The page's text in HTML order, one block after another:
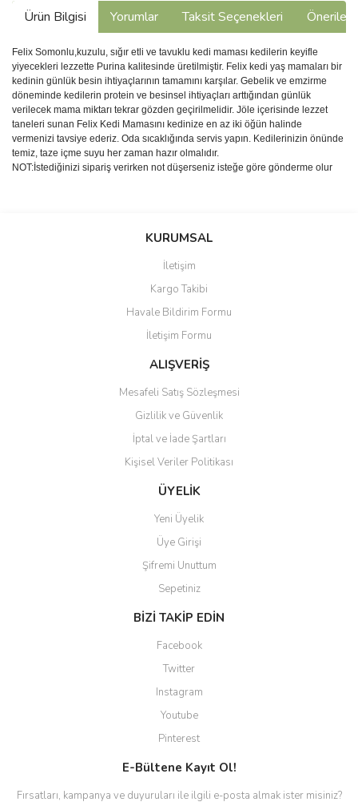
Ürün Bilgisi Yorumlar Taksit Seçenekleri
Felix Somonlu,kuzulu, sığır etli ve tavuklu kedi maması kedilerin keyifle
yiyecekleri lezzette Purina kalitesinde üretilmiştir. Felix kedi yaş mamaları bir
kedinin günlük besin ihtiyaçlarının tamamını karşılar. Gebelik ve emzirme
döneminde kedilerin protein ve besinsel ihtiyaçları arttığından günlük
verilecek mama miktarı tekrar gözden geçirilmelidir. Jöle içerisinde lezzet
taneleri sunan Felix Kedi Mamasını kedinize en az iki öğün halinde
vermenizi tavsiye ederiz. Oda sıcaklığında servis yapın. Kedilerinizin önünde
temiz, taze içme suyu her zaman hazır olmalıdır.
NOT:İstediğinizi sipariş verirken not düşerseniz isteğe göre gönderme olur
Bu ürüne ilk yorumu siz yapın!
Ürün resmi kalitesiz, bozuk veya görüntülenemiyor.
Ürün açıklamasında eksik bilgiler bulunuyor.
Ürün bilgilerinde hatalar bulunuyor.
Ürün fiyatı diğer sitelerden daha pahalı.
Gönder
KURUMSAL
İletişim
Kargo Takibi
Havale Bildirim Formu
İletişim Formu
ALIŞVERİŞ
Mesafeli Satış Sözleşmesi
Gizlilik ve Güvenlik
İptal ve İade Şartları
Kişisel Veriler Politikası
ÜYELİK
Yeni Üyelik
Üye Girişi
Şifremi Unuttum
Sepetiniz
BİZİ TAKİP EDİN
Facebook
Twitter
Instagram
Youtube
Pinterest
E-Bültene Kayıt Ol!
Fırsatları, kampanya ve duyuruları ile ilgili e-posta almak ister misiniz?